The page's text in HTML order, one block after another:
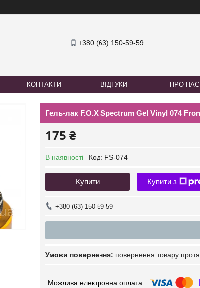
+380 (63) 150-59-59
КОНТАКТИ ВІДГУКИ ПРО НАС
Гель-лак F.O.X Spectrum Gel Vinyl 074
175 ₴
В наявності Код: FS-074
Купити Купити з
+380 (63) 150-59-59
повернення товару